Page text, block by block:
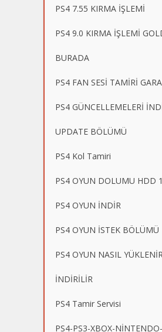
PS4 7.55 KIRMA İŞLEMİ
PS4 9.0 KIRMA İŞLEMİ
BURADA
PS4 FAN SESİ TAMİRİ
PS4 GÜNCELLEMELERİ
UPDATE BÖLÜMÜ
PS4 Kol Tamiri
PS4 OYUN DOLUMU HDD
PS4 OYUN İNDİR
PS4 OYUN İSTEK BÖLÜMÜ
PS4 OYUN NASIL
İNDİRİLİR
PS4 Tamir Servisi
PS4-PS3-XBOX-